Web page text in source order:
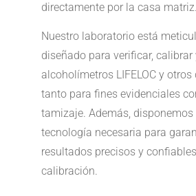
directamente por la casa matriz.
Nuestro laboratorio está
diseñado para verificar,
alcoholímetros LIFELOC y
tanto para fines evidenciales
tamizaje. Además, disponemos
tecnología necesaria para
resultados precisos y
calibración.